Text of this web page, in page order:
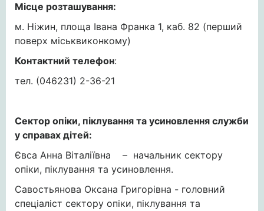
Місце розташування:
м. Ніжин, площа Івана Франка 1, каб. 82 (перший
поверх міськвиконкому)
Контактний телефон:
тел. (046231) 2-36-21
Сектор опіки, піклування та усиновлення служби
у справах дітей:
Євса Анна Віталіївна – начальник сектору
опіки, піклування та усиновлення.
Савостьянова Оксана Григорівна - головний
спеціаліст сектору опіки, піклування та